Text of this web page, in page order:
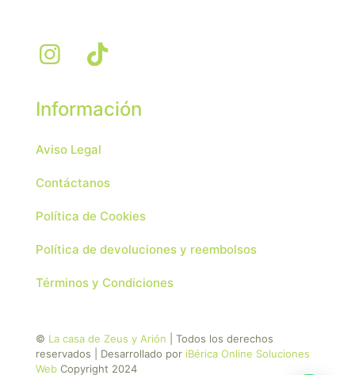
Información
Aviso Legal
Contáctanos
Política de Cookies
Política de devoluciones y reembolsos
Términos y Condiciones
© La casa de Zeus y Arión | Todos los derechos
reservados | Desarrollado por iBérica Online Soluciones
Web Copyright 2024